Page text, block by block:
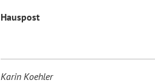
Hauspost
Karin Koehler